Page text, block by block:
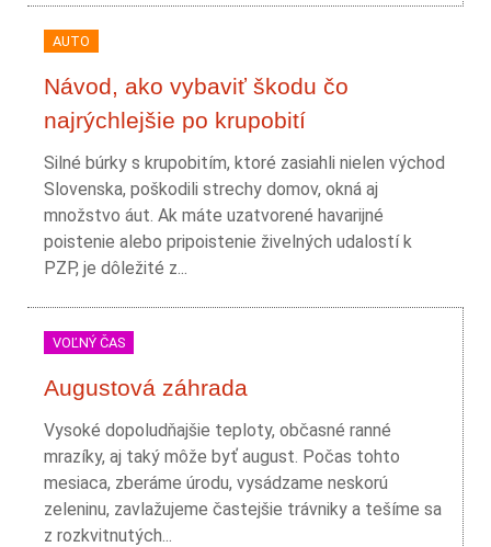
AUTO
Návod, ako vybaviť škodu čo
najrýchlejšie po krupobití
Silné búrky s krupobitím, ktoré zasiahli nielen východ
Slovenska, poškodili strechy domov, okná aj
množstvo áut. Ak máte uzatvorené havarijné
poistenie alebo pripoistenie živelných udalostí k
PZP, je dôležité z...
VOĽNÝ ČAS
Augustová záhrada
Vysoké dopoludňajšie teploty, občasné ranné
mrazíky, aj taký môže byť august. Počas tohto
mesiaca, zberáme úrodu, vysádzame neskorú
zeleninu, zavlažujeme častejšie trávniky a tešíme sa
z rozkvitnutých...